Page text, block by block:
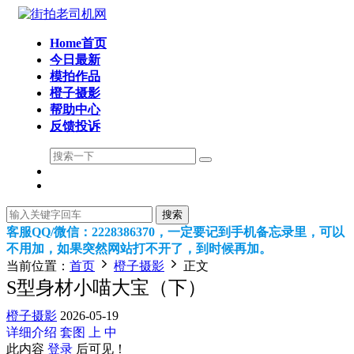
Home首页
今日最新
模拍作品
橙子摄影
帮助中心
反馈投诉
搜索
客服QQ/微信：2228386370，一定要记到手机备忘录里，可以
不用加，如果突然网站打不开了，到时候再加。
当前位置： 首页 橙子摄影 正文
S型身材小喵大宝（下）
橙子摄影 2026-05-19
详细介绍 套图 上 中
此内容 登录 后可见！